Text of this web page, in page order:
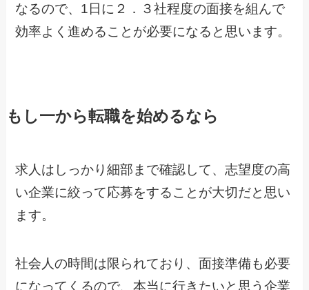
なるので、1日に２．３社程度の面接を組んで
効率よく進めることが必要になると思います。
もし一から転職を始めるなら
求人はしっかり細部まで確認して、志望度の高
い企業に絞って応募をすることが大切だと思い
ます。
社会人の時間は限られており、面接準備も必要
になってくるので、本当に行きたいと思う企業